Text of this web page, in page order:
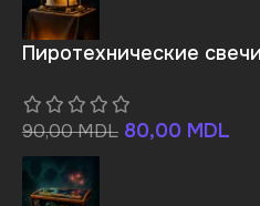
Пиротехнические
90,00MDL 80,00 MDL